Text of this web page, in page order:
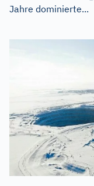
Jahre dominierte...